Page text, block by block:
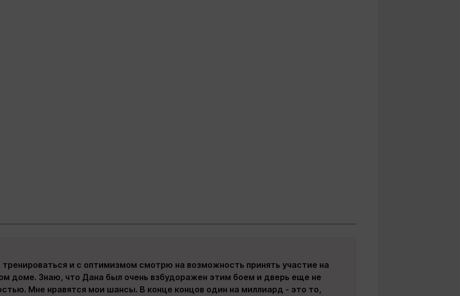
и с оптимизмом смотрю на возможность принять участие на
доме. Знаю, что Дана был очень взбудоражен этим боем и дверь еще не
Мне нравятся мои шансы. В конце концов один на миллиард - это то,